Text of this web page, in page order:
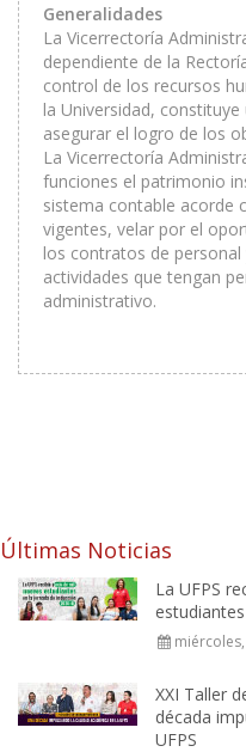
Generalidades
La Vicerrectoría
dependiente de la
control de los recursos
la Universidad,
asegurar el logro de los
La Vicerrectoría
funciones el patrimonio
sistema contable acorde
vigentes, velar por el
los contratos de personal
actividades que tengan
administrativo.
Últimas Noticias
La UFPS
XXI Taller
década
UFPS